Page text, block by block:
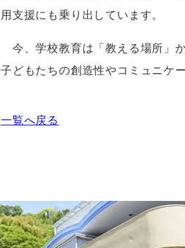
用支援にも乗り出しています。
今、学校教育は「教える場所」
子どもたちの創造性やコミュニケ
一覧へ戻る